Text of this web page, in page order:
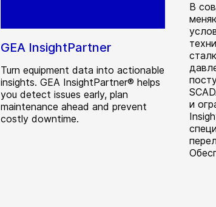
GEA InsightPartner
Turn equipment data into actionable
insights. GEA InsightPartner® helps
you detect issues early, plan
maintenance ahead and prevent
costly downtime.
В
и